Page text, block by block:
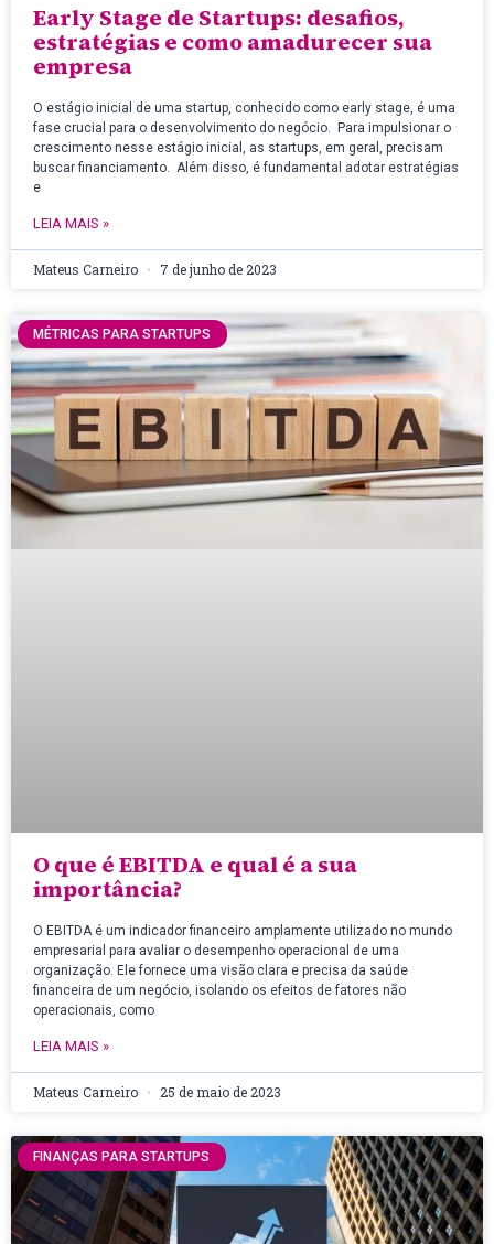
Early Stage de Startups: desafios,
estratégias e como amadurecer sua
empresa
O estágio inicial de uma startup, conhecido como early stage, é uma
fase crucial para o desenvolvimento do negócio. Para impulsionar o
crescimento nesse estágio inicial, as startups, em geral, precisam
buscar financiamento. Além disso, é fundamental adotar estratégias
e
LEIA MAIS »
Mateus Carneiro 7 de junho de 2023
MÉTRICAS PARA STARTUPS
O que é EBITDA e qual é a sua
importância?
O EBITDA é um indicador financeiro amplamente utilizado no mundo
empresarial para avaliar o desempenho operacional de uma
organização. Ele fornece uma visão clara e precisa da saúde
financeira de um negócio, isolando os efeitos de fatores não
operacionais, como
LEIA MAIS »
Mateus Carneiro 25 de maio de 2023
FINANÇAS PARA STARTUPS